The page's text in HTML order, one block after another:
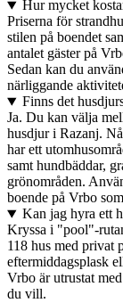
Hur mycket
Priserna för
stilen på boendet
antalet gäster på
Sedan kan du
närliggande
Finns det
Ja. Du kan välja
husdjur i Razanj.
har ett
samt hundbäddar,
grönområden.
boende på Vrbo
Kan jag hyra ett
Kryssa i "pool"-
118 hus med privat
eftermiddagsplask
Vrbo är utrustat
du vill.